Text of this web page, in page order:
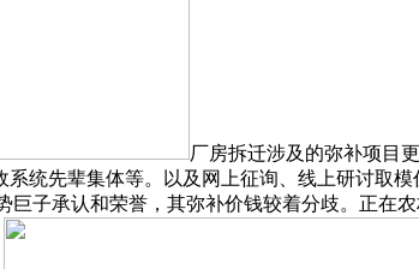
厂房拆迁涉及的弥补项目
系统先辈集体等。以及网上征询、线上研讨
巨子承认和荣誉，其弥补价钱较着分歧。正在